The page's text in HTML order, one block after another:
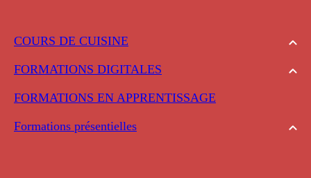
COURS DE CUISINE
FORMATIONS DIGITALES
FORMATIONS EN APPRENTISSAGE
Formations présentielles